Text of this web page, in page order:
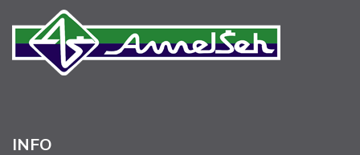
INFO